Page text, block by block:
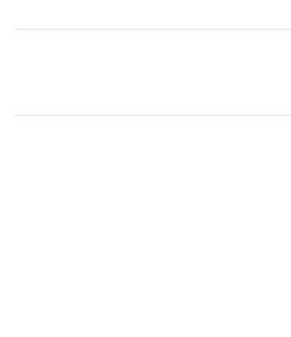
1x USB-C-kabel